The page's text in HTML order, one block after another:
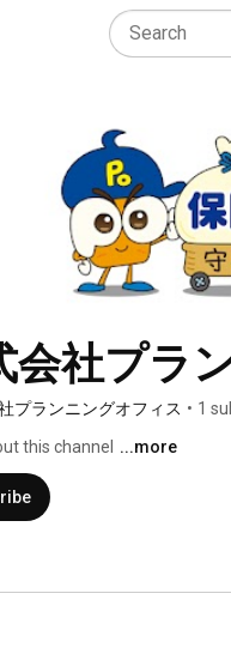
会社プラ
プランニングオフィス • 1
this channel
...more